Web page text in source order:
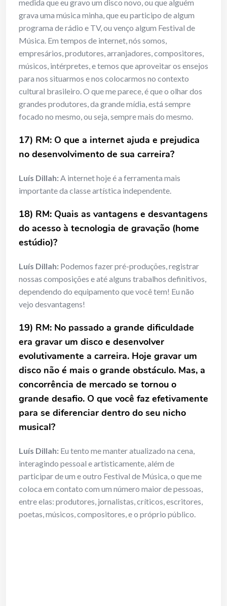
medida que eu gravo um disco novo, ou que alguém
grava uma música minha, que eu participo de algum
programa de rádio e TV, ou venço algum Festival de
Música. Em tempos de internet, nós somos,
empresários, produtores, arranjadores, compositores,
músicos, intérpretes, e temos que aproveitar os ensejos
para nos situarmos e nos colocarmos no contexto
cultural brasileiro. O que me parece, é que o olhar dos
grandes produtores, da grande mídia, está sempre
focado no mesmo, ou seja, sempre mais do mesmo.
17) RM: O que a internet ajuda e prejudica
no desenvolvimento de sua carreira?
Luís Dillah:A internet hoje é a ferramenta mais
importante da classe artística independente.
18) RM: Quais as vantagens e desvantagens
do acesso à tecnologia de gravação (home
estúdio)?
Luís Dillah: Podemos fazer pré-produções, registrar
nossas composições e até alguns trabalhos definitivos,
dependendo do equipamento que você tem! Eu não
vejo desvantagens!
19) RM: No passado a grande dificuldade
era gravar um disco e desenvolver
evolutivamente a carreira. Hoje gravar um
disco não é mais o grande obstáculo. Mas, a
concorrência de mercado se tornou o
grande desafio. O que você faz efetivamente
para se diferenciar dentro do seu nicho
musical?
Luís Dillah: Eu tento me manter atualizado na cena,
interagindo pessoal e artisticamente, além de
participar de um e outro Festival de Música, o que me
coloca em contato com um número maior de pessoas,
entre elas: produtores, jornalistas, críticos, escritores,
poetas, músicos, compositores, e o próprio público.